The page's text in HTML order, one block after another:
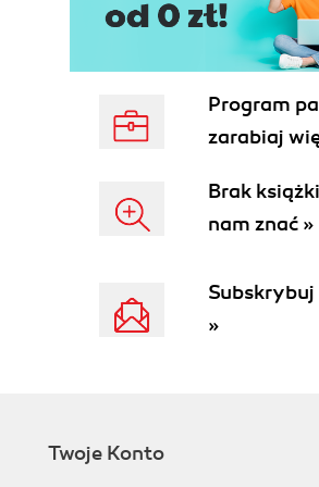
Formatowanie formularzy (60)
Określanie właściwości w
Tworzenie rozwijanej listy do
Użycie Maski wprowadzania (68)
Sprawdzanie poprawności
danych (70)
Tworzenie wykresu w
Rozdział 5. Praca z kwerendami (77)
Wybór tabel do kwerendy (83)
Program
zarabiaj
Brak
nam znać »
»
Twoje Konto